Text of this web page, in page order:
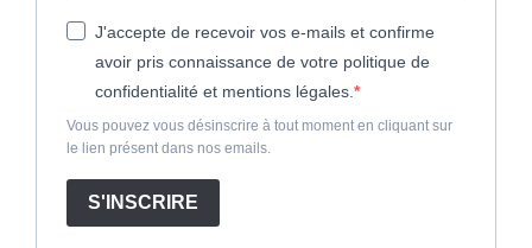
J'accepte de recevoir vos e-mails et confirme
avoir pris connaissance de votre politique de
confidentialité et mentions légales.
Vous pouvez vous désinscrire à tout moment en cliquant sur
le lien présent dans nos emails.
S'INSCRIRE